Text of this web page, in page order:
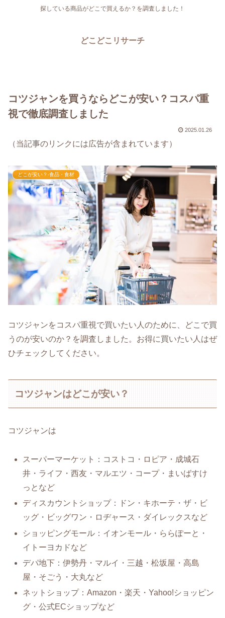
探している商品がどこで買えるか？を調査しました！
どこどこリサーチ
コツジャンを買うならどこが安い？コスパ重
視で徹底調査しました
2025.01.26
（当記事のリンクには広告が含まれています）
どこが安い？-食品・食材
コツジャンをコスパ重視で買いたい人のために、どこで買
うのが安いのか？を調査しました。お得に買いたい人はぜ
ひチェックしてください。
コツジャンはどこが安い？
コツジャンは
スーパーマーケット：コストコ・ロピア・成城石
井・ライフ・西友・マルエツ・コープ・まいばすけ
っとなど
ディスカウントショップ：ドン・キホーテ・ザ・ビ
ッグ・ビッグワン・ロヂャース・ダイレックスなど
ショッピングモール：イオンモール・ららぽーと・
イトーヨカドなど
デパ地下：伊勢丹・マルイ・三越・松坂屋・高島
屋・そごう・大丸など
ネットショップ：Amazon・楽天・Yahoo!ショッピン
グ・公式ECショップなど